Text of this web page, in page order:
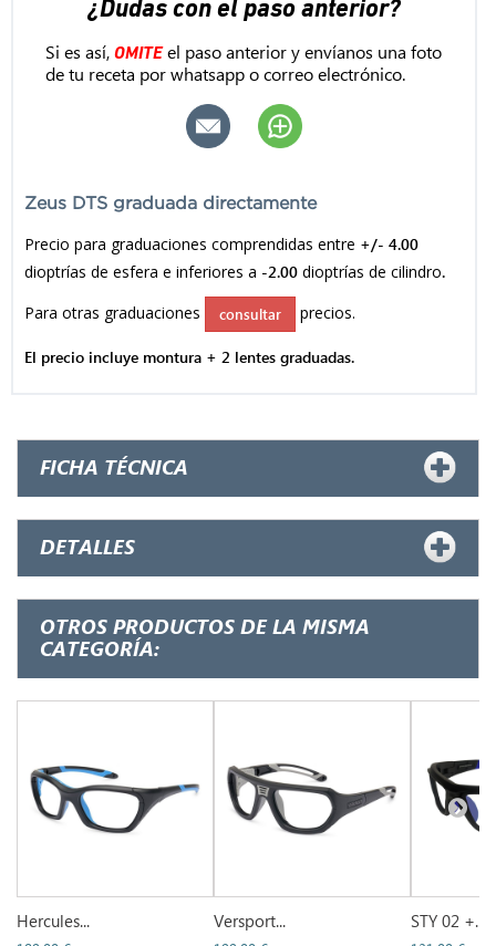
¿Dudas con el paso anterior?
Si es así, OMITEel paso anterior y envíanos una foto
de tu receta por whatsapp o correo electrónico.
Zeus DTS graduada directamente
Precio para graduaciones comprendidas entre +/- 4.00
dioptrías de esfera e inferiores a -2.00 dioptrías de cilindro.
Para otras graduaciones
consultar precios.
El precio incluye montura + 2 lentes graduadas.
FICHA TÉCNICA
DETALLES
OTROS PRODUCTOS DE LA MISMA
CATEGORÍA:
Hercules... Versport... STY 02 +...